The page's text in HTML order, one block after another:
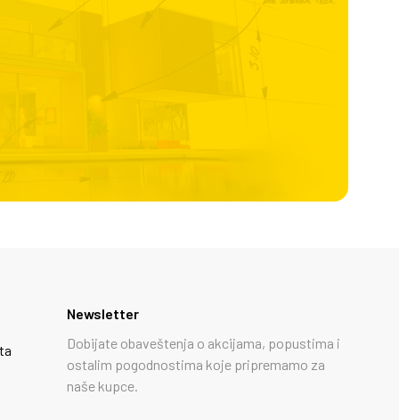
Newsletter
Dobijate obaveštenja o akcijama, popustima i
ostalim pogodnostima koje pripremamo za
naše kupce.